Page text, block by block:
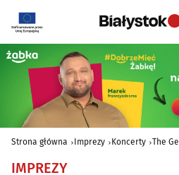
Strona główna Imprezy Koncerty The
IMPREZY